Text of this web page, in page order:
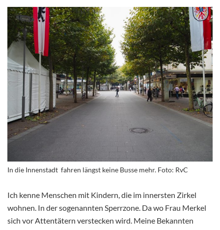
In die Innenstadt fahren längst keine Busse mehr. Foto: RvC
Ich kenne Menschen mit Kindern, die im innersten Zirkel
wohnen. In der sogenannten Sperrzone. Da wo Frau Merkel
sich vor Attentätern verstecken wird. Meine Bekannten